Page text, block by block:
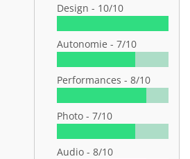
Design - 10/10
Autonomie - 7/10
Performances - 8/10
Photo - 7/10
Audio - 8/10